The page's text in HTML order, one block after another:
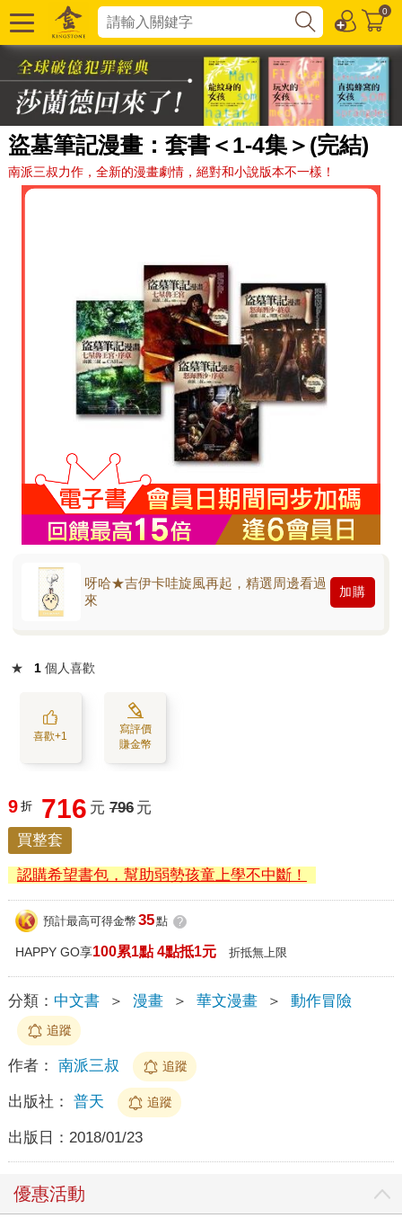
0
盜墓筆記漫畫：套書＜1-4集＞(完結)
南派三叔力作，全新的漫畫劇情，絕對和小說版本不一樣！
呀哈★吉伊卡哇旋風再起，精選周邊看過
來
加購
★ 1 個人喜歡
喜歡+1
寫評價
賺金幣
9 折 716 元 796 元
買整套
認購希望書包，幫助弱勢孩童上學不中斷！
預計最高可得金幣 35點 ?
HAPPY GO享100累1點 4點抵1元 折抵無上限
分類： 中文書 ＞ 漫畫 ＞ 華文漫畫 ＞ 動作冒險
追蹤
作者： 南派三叔 追蹤
出版社： 普天 追蹤
出版日： 2018/01/23
優惠活動